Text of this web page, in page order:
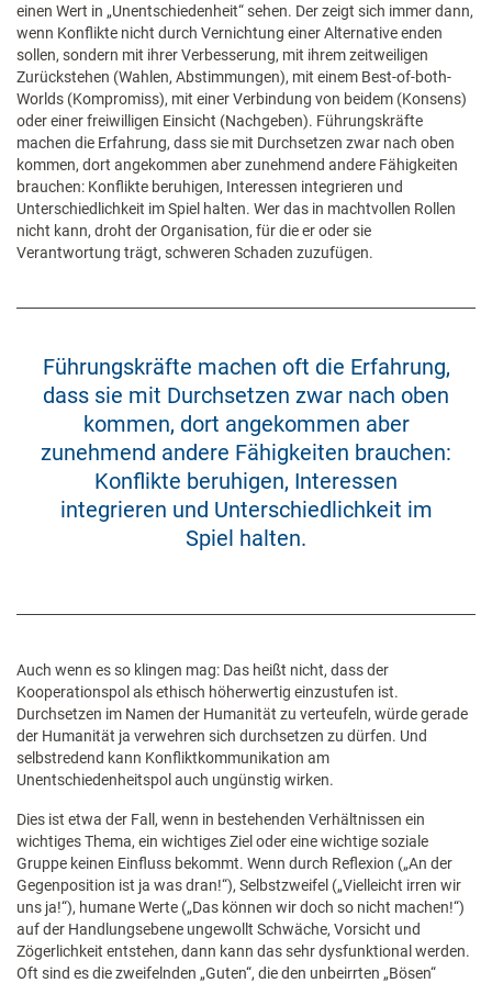
einen Wert in „Unentschiedenheit“ sehen. Der zeigt sich immer dann,
wenn Konflikte nicht durch Vernichtung einer Alternative enden
sollen, sondern mit ihrer Verbesserung, mit ihrem zeitweiligen
Zurückstehen (Wahlen, Abstimmungen), mit einem Best-of-both-
Worlds (Kompromiss), mit einer Verbindung von beidem (Konsens)
oder einer freiwilligen Einsicht (Nachgeben). Führungskräfte
machen die Erfahrung, dass sie mit Durchsetzen zwar nach oben
kommen, dort angekommen aber zunehmend andere Fähigkeiten
brauchen: Konflikte beruhigen, Interessen integrieren und
Unterschiedlichkeit im Spiel halten. Wer das in machtvollen Rollen
nicht kann, droht der Organisation, für die er oder sie
Verantwortung trägt, schweren Schaden zuzufügen.
Führungskräfte machen oft die Erfahrung,
dass sie mit Durchsetzen zwar nach oben
kommen, dort angekommen aber
zunehmend andere Fähigkeiten brauchen:
Konflikte beruhigen, Interessen
integrieren und Unterschiedlichkeit im
Spiel halten.
Auch wenn es so klingen mag: Das heißt nicht, dass der
Kooperationspol als ethisch höherwertig einzustufen ist.
Durchsetzen im Namen der Humanität zu verteufeln, würde gerade
der Humanität ja verwehren sich durchsetzen zu dürfen. Und
selbstredend kann Konfliktkommunikation am
Unentschiedenheitspol auch ungünstig wirken.
Dies ist etwa der Fall, wenn in bestehenden Verhältnissen ein
wichtiges Thema, ein wichtiges Ziel oder eine wichtige soziale
Gruppe keinen Einfluss bekommt. Wenn durch Reflexion („An der
Gegenposition ist ja was dran!“), Selbstzweifel („Vielleicht irren wir
uns ja!“), humane Werte („Das können wir doch so nicht machen!“)
auf der Handlungsebene ungewollt Schwäche, Vorsicht und
Zögerlichkeit entstehen, dann kann das sehr dysfunktional werden.
Oft sind es die zweifelnden „Guten“, die den unbeirrten „Bösen“